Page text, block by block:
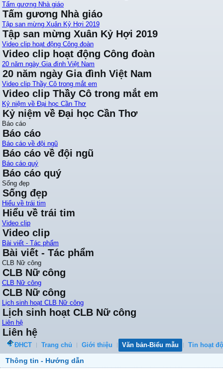
Tấm gương Nhà giáo
Tấm gương Nhà giáo
Tập san mừng Xuân Kỷ Hợi 2019
Tập san mừng Xuân Kỷ Hợi 2019
Video clip hoạt động Công đoàn
Video clip hoạt động Công đoàn
20 năm ngày Gia đình Việt Nam
20 năm ngày Gia đình Việt Nam
Video clip Thầy Cô trong mắt em
Video clip Thầy Cô trong mắt em
Kỷ niệm về Đại học Cần Thơ
Kỷ niệm về Đại học Cần Thơ
Báo cáo
Báo cáo
Báo cáo về đội ngũ
Báo cáo về đội ngũ
Báo cáo quý
Báo cáo quý
Sống đẹp
Sống đẹp
Hiểu về trái tim
Hiểu về trái tim
Video clip
Video clip
Bài viết - Tác phẩm
Bài viết - Tác phẩm
CLB Nữ công
CLB Nữ công
CLB Nữ công
CLB Nữ công
Lịch sinh hoạt CLB Nữ công
Lịch sinh hoạt CLB Nữ công
Liên hệ
Liên hệ
ĐHCT Trang chủ Giới thiệu Văn bản-Biểu mẫu Tin hoạt
Thông tin - Hướng dẫn